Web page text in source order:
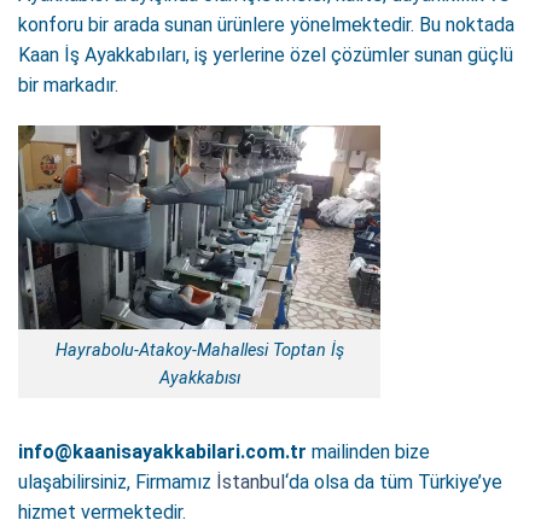
konforu bir arada sunan ürünlere yönelmektedir. Bu noktada
Kaan İş Ayakkabıları, iş yerlerine özel çözümler sunan güçlü
bir markadır.
Hayrabolu-Atakoy-Mahallesi Toptan İş
Ayakkabısı
info@kaanisayakkabilari.com.tr mailinden bize
ulaşabilirsiniz, Firmamız İstanbul ‘da olsa da tüm Türkiye’ye
hizmet vermektedir.